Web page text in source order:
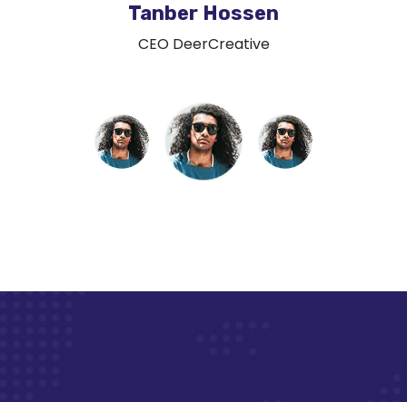
Tanber Hossen
CEO DeerCreative